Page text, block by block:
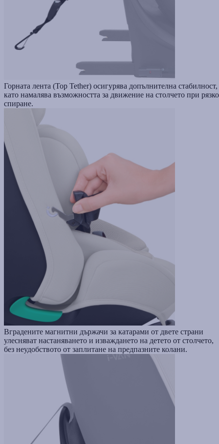
Горната лента (Top Tether) осигурява допълнителна стабилност,
като намалява възможността за движение на столчето при рязко
спиране.
Вградените магнитни държачи за катарами от двете страни
улесняват настаняването и изваждането на детето от столчето,
без неудобството от заплитане на предпазните колани.